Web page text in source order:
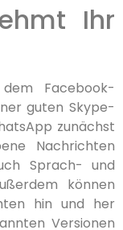
Ihr
Facebook-
guten Skype-
zunächst
Nachrichten
Sprach- und
können
hin und her
Versionen